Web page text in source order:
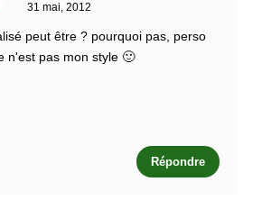
31 mai, 2012
peut être ? pourquoi pas, perso
n'est pas mon style 🙂
Répondre